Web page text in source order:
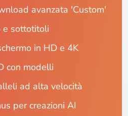
avanzata 'Custom'
e sottotitoli
in HD e 4K
con modelli
ad alta velocità
per creazioni AI